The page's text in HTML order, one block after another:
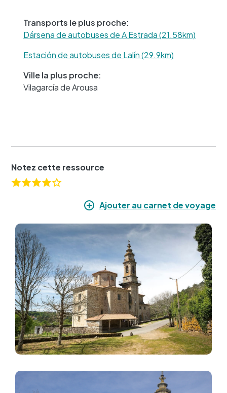
Transports le plus proche:
Dársena de autobuses de A Estrada (21.58km)
Estación de autobuses de Lalín (29.9km)
Ville la plus proche:
Vilagarcía de Arousa
Notez cette ressource
Ajouter au carnet de voyage
Image
Image